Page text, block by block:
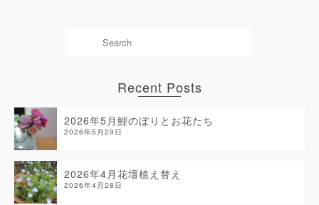
Recent Posts
2026年5月鯉のぼりとお花たち
2026年5月29日
2026年4月花壇植え替え
2026年4月28日